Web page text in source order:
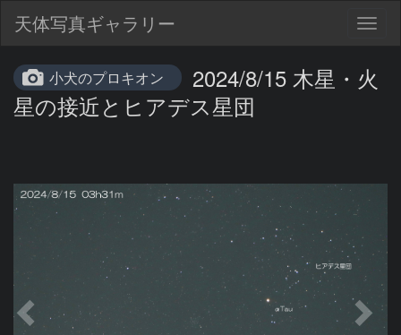
天体写真ギャラリー
小犬のプロキオン
2024/8/15 木星・火
星の接近とヒアデス星団